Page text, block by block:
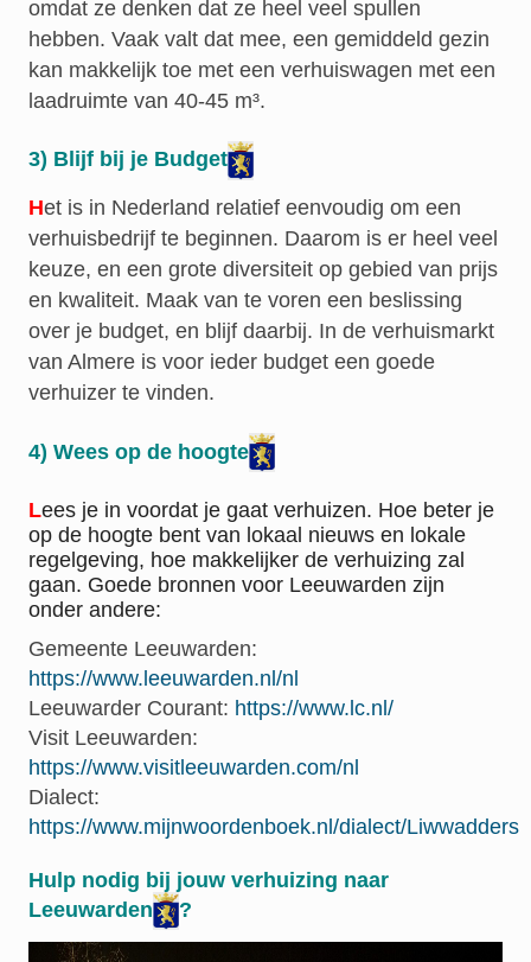
omdat ze denken dat ze heel veel spullen
hebben. Vaak valt dat mee, een gemiddeld gezin
kan makkelijk toe met een verhuiswagen met een
laadruimte van 40-45 m³.
3) Blijf bij je Budget
Het is in Nederland relatief eenvoudig om een
verhuisbedrijf te beginnen. Daarom is er heel veel
keuze, en een grote diversiteit op gebied van prijs
en kwaliteit. Maak van te voren een beslissing
over je budget, en blijf daarbij. In de verhuismarkt
van Almere is voor ieder budget een goede
verhuizer te vinden.
4) Wees op de hoogte
Lees je in voordat je gaat verhuizen. Hoe beter je
op de hoogte bent van lokaal nieuws en lokale
regelgeving, hoe makkelijker de verhuizing zal
gaan. Goede bronnen voor Leeuwarden zijn
onder andere:
Gemeente Leeuwarden:
https://www.leeuwarden.nl/nl
Leeuwarder Courant: https://www.lc.nl/
Visit Leeuwarden:
https://www.visitleeuwarden.com/nl
Dialect:
https://www.mijnwoordenboek.nl/dialect/Liwwadders
Hulp nodig bij jouw verhuizing naar
Leeuwarden
?